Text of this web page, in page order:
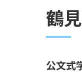
鶴
公文式